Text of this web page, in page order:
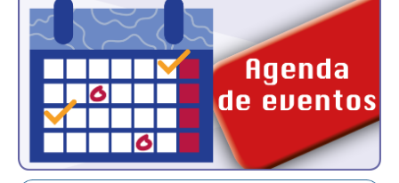
ASSOCIE-SE
ATUALIZAÇÃO CADASTRAL
NÚCLEO JOVEM